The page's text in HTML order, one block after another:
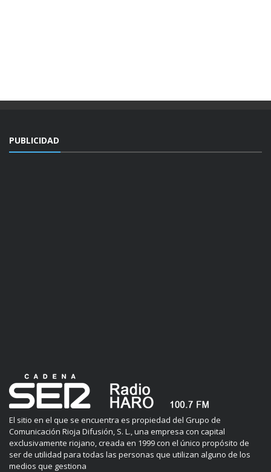
PUBLICIDAD
El sitio en el que se encuentra es propiedad del Grupo de
Comunicación Rioja Difusión, S. L., una empresa con capital
exclusivamente riojano, creada en 1999 con el único propósito de
ser de utilidad para todas las personas que utilizan alguno de los
medios que gestiona